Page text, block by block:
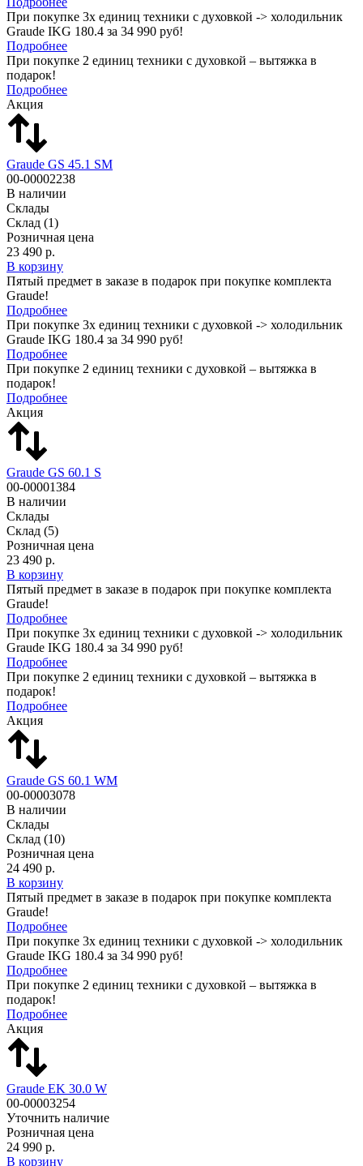
При покупке 3х единиц техники с духовкой -> холодильник
Graude IKG 180.4 за 34 990 руб!
Подробнее
При покупке 2 единиц техники с духовкой – вытяжка в
подарок!
Подробнее
Акция
Graude GS 45.1 SM
00-00002238
В наличии
Склады
Склад (1)
Розничная цена
23 490 р.
В корзину
Пятый предмет в заказе в подарок при покупке комплекта
Graude!
Подробнее
При покупке 3х единиц техники с духовкой -> холодильник
Graude IKG 180.4 за 34 990 руб!
Подробнее
При покупке 2 единиц техники с духовкой – вытяжка в
подарок!
Подробнее
Акция
Graude GS 60.1 S
00-00001384
В наличии
Склады
Склад (5)
Розничная цена
23 490 р.
В корзину
Пятый предмет в заказе в подарок при покупке комплекта
Graude!
Подробнее
При покупке 3х единиц техники с духовкой -> холодильник
Graude IKG 180.4 за 34 990 руб!
Подробнее
При покупке 2 единиц техники с духовкой – вытяжка в
подарок!
Подробнее
Акция
Graude GS 60.1 WM
00-00003078
В наличии
Склады
Склад (10)
Розничная цена
24 490 р.
В корзину
Пятый предмет в заказе в подарок при покупке комплекта
Graude!
Подробнее
При покупке 3х единиц техники с духовкой -> холодильник
Graude IKG 180.4 за 34 990 руб!
Подробнее
При покупке 2 единиц техники с духовкой – вытяжка в
подарок!
Подробнее
Акция
Graude EK 30.0 W
00-00003254
Уточнить наличие
Розничная цена
24 990 р.
В корзину